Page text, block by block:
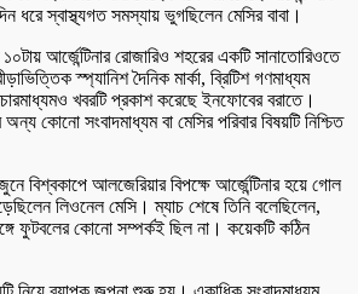
ধরে স্বাস্থ্যগত সমস্যায় ভুগছিলেন মেসির বাবা।
আর্জেন্টিনার রোজারিও শহরের একটি সানাতোরিওতে
স্প্যানিশ দৈনিক মার্কা, ব্রিটিশ গণমাধ্যম
খবরটি প্রকাশ করেছে ইনফোবের বরাতে।
কোনো সংবাদমাধ্যম বা মেসির পরিবার বিষয়টি নিশ্চিত
বিশ্বকাপে আলজেরিয়ার বিপক্ষে আর্জেন্টিনার হয়ে গোল
লিওনেল মেসি। ম্যাচ শেষে তিনি বলেছিলেন,
ফুটবলের কোনো সম্পর্কই ছিল না। কয়েকটি কঠিন